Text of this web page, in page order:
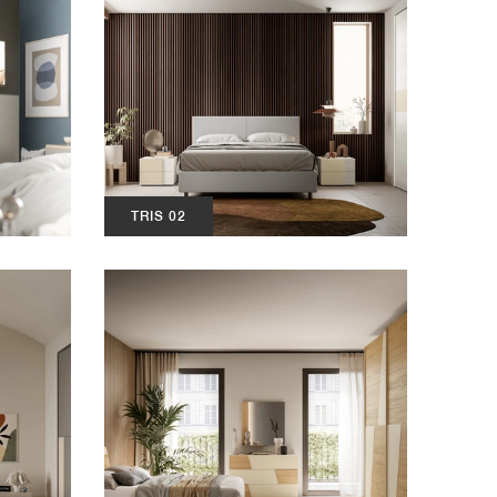
TRIS 02